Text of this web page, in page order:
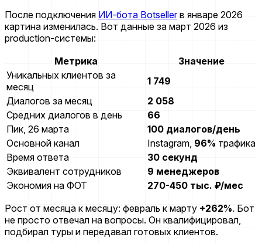
После подключения ИИ-бота Botsellerв январе 2026
картина изменилась. Вот данные за март 2026 из
production-системы:
Метрика
Значение
Уникальных клиентов за
месяц
1 749
Диалогов за месяц
2 058
Средних диалогов в день
66
Пик, 26 марта
100 диалогов/день
Основной канал
Instagram, 96% трафика
Время ответа
30 секунд
Эквивалент сотрудников
9 менеджеров
Экономия на ФОТ
270-450 тыс. ₽/мес
Рост от месяца к месяцу: февраль к марту +262%. Бот
не просто отвечал на вопросы. Он квалифицировал,
подбирал туры и передавал готовых клиентов.